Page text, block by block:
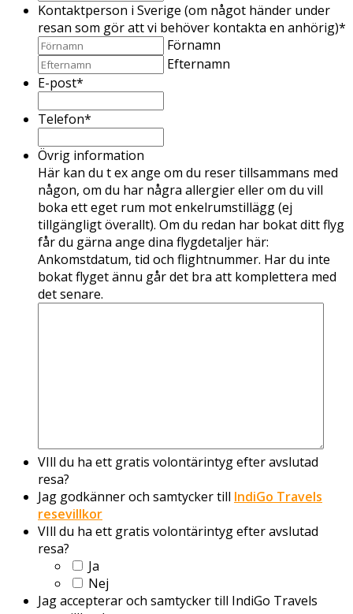
Kontaktperson i Sverige (om något händer under
resan som gör att vi behöver kontakta en anhörig)*
Förnamn
Efternamn
E-post*
Telefon*
Övrig information
Här kan du t ex ange om du reser tillsammans med
någon, om du har några allergier eller om du vill
boka ett eget rum mot enkelrumstillägg (ej
tillgängligt överallt). Om du redan har bokat ditt flyg
får du gärna ange dina flygdetaljer här:
Ankomstdatum, tid och flightnummer. Har du inte
bokat flyget ännu går det bra att komplettera med
det senare.
VIll du ha ett gratis volontärintyg efter avslutad
resa?
Jag godkänner och samtycker till IndiGo Travels
resevillkor
VIll du ha ett gratis volontärintyg efter avslutad
resa?
Ja
Nej
Jag accepterar och samtycker till IndiGo Travels